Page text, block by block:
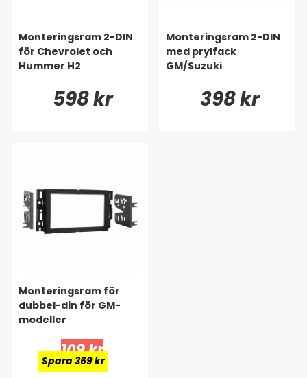
Monteringsram 2-DIN
för Chevrolet och
Hummer H2
598 kr
Monteringsram 2-DIN
med prylfack
GM/Suzuki
398 kr
Monteringsram för
dubbel-din för GM-
modeller
109 kr
Spara 369 kr